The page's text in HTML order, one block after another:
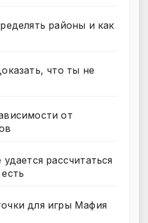
районы и как
что ты не
от
рассчитаться
для игры Мафия